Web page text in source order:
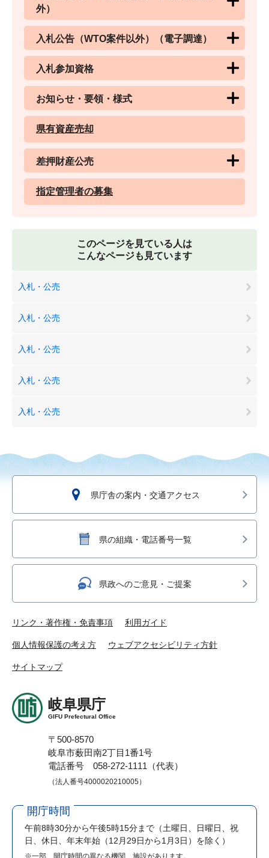
外）
入札公告（WTO案件以外）（電子調達）
入札参加資格
お知らせ・要領・様式
県有資産売却
差押財産公売
指定管理者の募集
このページを見ている人は
こんなページも見ています
入札・公売
入札・公売
入札・公売
入札・公売
入札・公売
県庁舎の案内・交通アクセス
県の組織・電話番号一覧
県政へのご意見・ご提案
リンク・著作権・免責事項 利用ガイド
個人情報保護の考え方 ウェブアクセシビリティ方針
サイトマップ
岐阜県庁
GIFU Prefectural Office
〒500-8570
岐阜市薮田南2丁目1番1号
電話番号 058-272-1111（代表）
（法人番号4000020210005）
開庁時間
午前8時30分から午後5時15分まで （土曜日、日曜日、祝
日、休日、年末年始（12月29日から1月3日）を除く）
※一部、開庁時間の異なる機関、施設があります。